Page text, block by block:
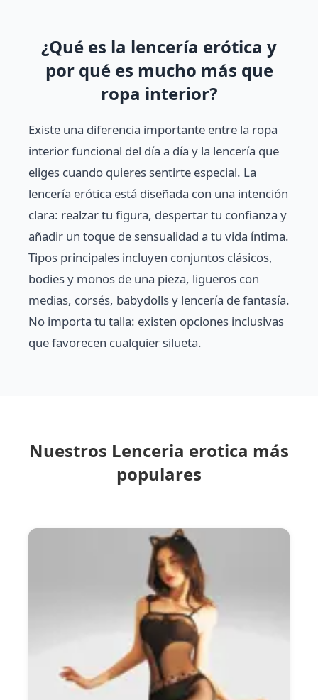
¿Qué es la lencería erótica y
por qué es mucho más que
ropa interior?
Existe una diferencia importante entre la ropa
interior funcional del día a día y la lencería que
eliges cuando quieres sentirte especial. La
lencería erótica está diseñada con una intención
clara: realzar tu figura, despertar tu confianza y
añadir un toque de sensualidad a tu vida íntima.
Tipos principales incluyen conjuntos clásicos,
bodies y monos de una pieza, ligueros con
medias, corsés, babydolls y lencería de fantasía.
No importa tu talla: existen opciones inclusivas
que favorecen cualquier silueta.
Nuestros Lenceria erotica más
populares